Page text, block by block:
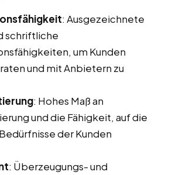
: Ausgezeichnete
schriftliche
um Kunden
und mit Anbietern zu
: Hohes Maß an
und die Fähigkeit, auf die
der Kunden
: Überzeugungs- und